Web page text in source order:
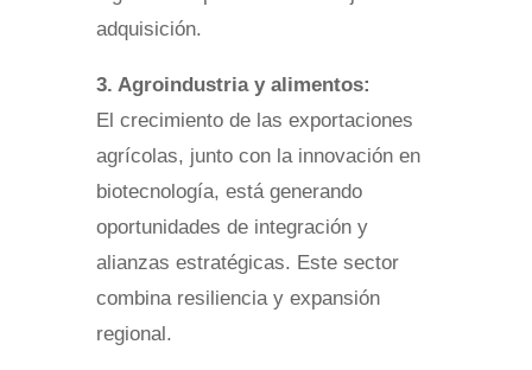
adquisición.
3. Agroindustria y alimentos:
El crecimiento de las exportaciones
agrícolas, junto con la innovación en
biotecnología, está generando
oportunidades de integración y
alianzas estratégicas. Este sector
combina resiliencia y expansión
regional.